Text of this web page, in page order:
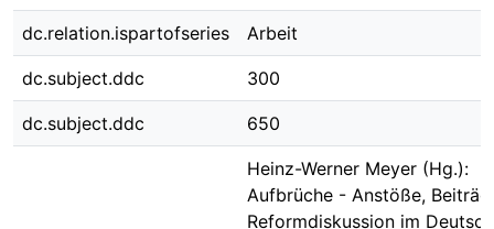
dc.relation.ispartofseries Arbeit
dc.subject.ddc 300
dc.subject.ddc 650
Heinz-Werner Meyer (Hg.):
Aufbrüche - Anstöße,
Reformdiskussion im